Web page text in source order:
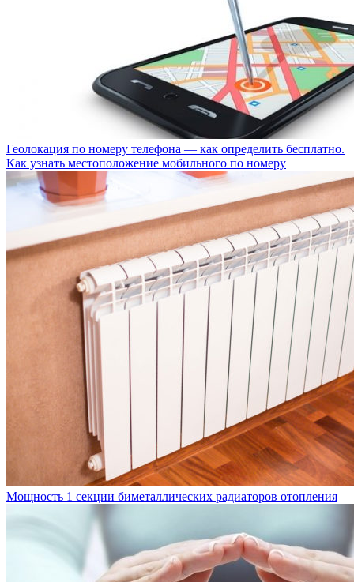
Геолокация по номеру телефона — как определить бесплатно.
Как узнать местоположение мобильного по номеру
Мощность 1 секции биметаллических радиаторов отопления